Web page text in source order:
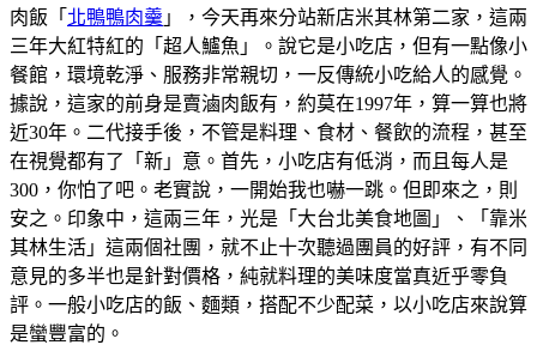
肉飯「 北鴨鴨肉羹 」，今天再來分站新店米其林第二家，這兩
三年大紅特紅的「超人鱸魚」。說它是小吃店，但有一點像小
餐館，環境乾淨、服務非常親切，一反傳統小吃給人的感覺。
據說，這家的前身是賣滷肉飯有，約莫在1997年，算一算也將
近30年。二代接手後，不管是料理、食材、餐飲的流程，甚至
在視覺都有了「新」意。首先，小吃店有低消，而且每人是
300，你怕了吧。老實說，一開始我也嚇一跳。但即來之，則
安之。印象中，這兩三年，光是「大台北美食地圖」、「靠米
其林生活」這兩個社團，就不止十次聽過團員的好評，有不同
意見的多半也是針對價格，純就料理的美味度當真近乎零負
評。一般小吃店的飯、麵類，搭配不少配菜，以小吃店來說算
是蠻豐富的。